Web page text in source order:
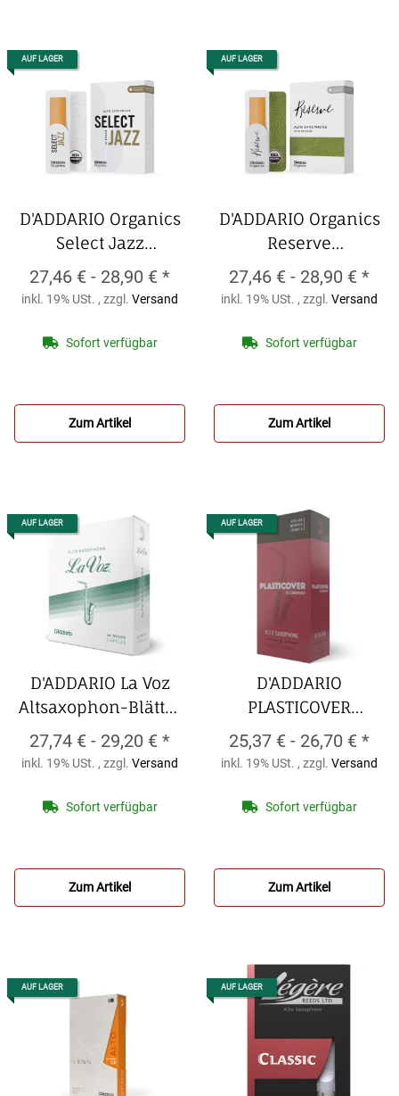
AUF LAGER
D'ADDARIO Organics
Select Jazz
Altsaxophon-Blätter
(10er Packung)
Select Jazz
27,46 € - 28,90 € *
inkl. 19% USt. , zzgl. Versand
Sofort verfügbar
Zum Artikel
AUF LAGER
D'ADDARIO Organics
Reserve
Altsaxophon-Blätter
D'ADDARIO Organics
Altsaxophon-Blätter
27,46 € - 28,90 € *
inkl. 19% USt. , zzgl. Versand
Sofort verfügbar
Zum Artikel
AUF LAGER
D'ADDARIO La Voz
Altsaxophon-Blätter
(10er Packung)
D'ADDARIO La Voz
(10er Packung)
27,74 € - 29,20 € *
inkl. 19% USt. , zzgl. Versand
Sofort verfügbar
Zum Artikel
AUF LAGER
D'ADDARIO
PLASTICOVER
Altsaxophon-Blätter
(5er Packung)
PLASTICOVER
25,37 € - 26,70 € *
inkl. 19% USt. , zzgl. Versand
Sofort verfügbar
Zum Artikel
AUF LAGER AUF LAGER